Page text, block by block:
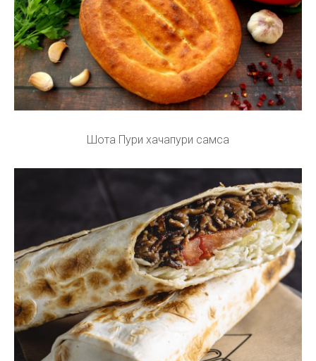
Шота Пури хачапури самса